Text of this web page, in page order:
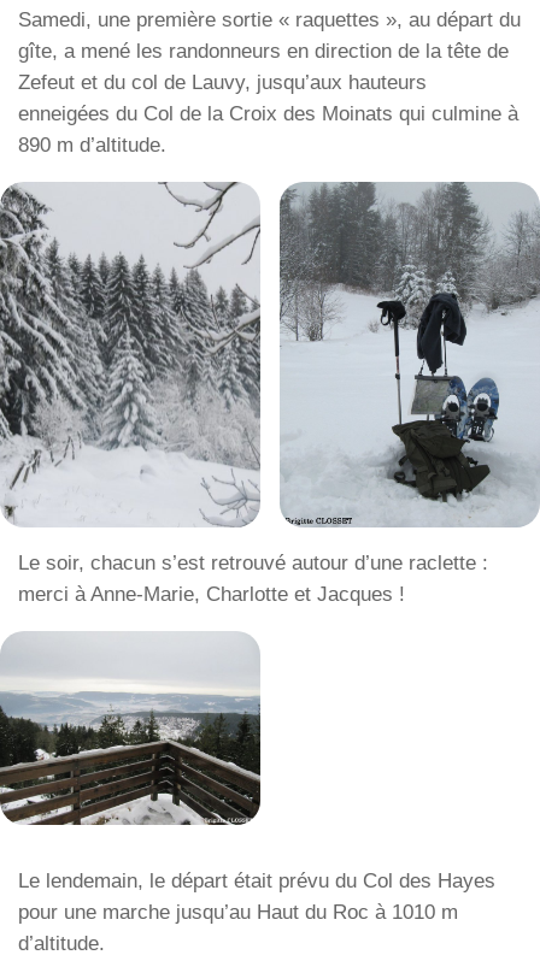
Samedi, une première sortie « raquettes », au départ du
gîte, a mené les randonneurs en direction de la tête de
Zefeut et du col de Lauvy, jusqu’aux hauteurs
enneigées du Col de la Croix des Moinats qui culmine à
890 m d’altitude.
Le soir, chacun s’est retrouvé autour d’une raclette :
merci à Anne-Marie, Charlotte et Jacques !
Le lendemain, le départ était prévu du Col des Hayes
pour une marche jusqu’au Haut du Roc à 1010 m
d’altitude.